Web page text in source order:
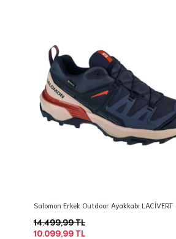
Salomon Erkek Outdoor Ayakkabı LACİVERT
10.099,99 TL
14.499,99 TL